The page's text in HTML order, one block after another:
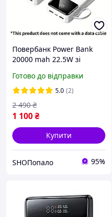
Повербанк Power Bank
20000 mah 22.5W зі
Готово до відправки
5.0 (2)
1 100₴
2 490 ₴
Купити
SHOПопало 95%